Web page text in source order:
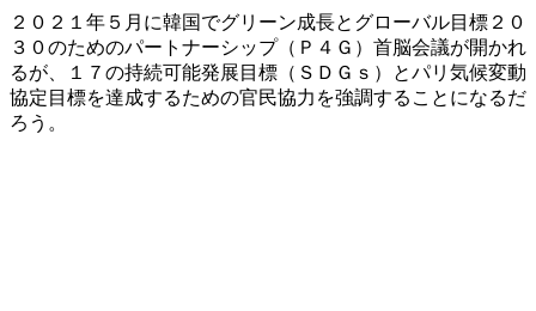
２０２１年５月に韓国でグリーン成長とグローバル目標２０
３０のためのパートナーシップ（Ｐ４Ｇ）首脳会議が開かれ
るが、１７の持続可能発展目標（ＳＤＧｓ）とパリ気候変動
協定目標を達成するための官民協力を強調することになるだ
ろう。